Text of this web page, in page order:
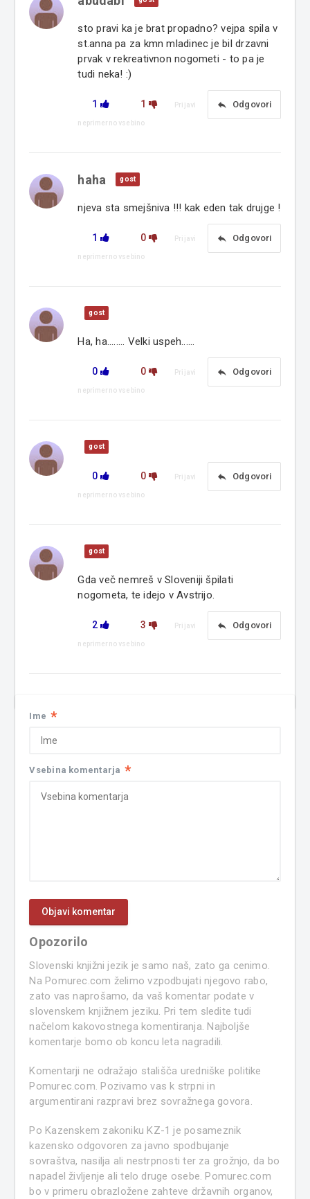
sto pravi ka je brat propadno? vejpa spila v
st.anna pa za kmn mladinec je bil drzavni
prvak v rekreativnon nogometi - to pa je
tudi neka! :)
1 1 reply Odgovori
Prijavi
neprimerno vsebino
haha gost
njeva sta smejšniva !!! kak eden tak drujge !
1 0 reply Odgovori
Prijavi
neprimerno vsebino
gost
Ha, ha........ Velki uspeh......
0 0 reply Odgovori
Prijavi
neprimerno vsebino
gost
0 0 reply Odgovori
Prijavi
neprimerno vsebino
gost
Gda več nemreš v Sloveniji špilati
nogometa, te idejo v Avstrijo.
2 3 reply Odgovori
Prijavi
neprimerno vsebino
Ime *
Vsebina komentarja *
Opozorilo
Slovenski knjižni jezik je samo naš, zato ga cenimo.
Na Pomurec.com želimo vzpodbujati njegovo rabo,
zato vas naprošamo, da vaš komentar podate v
slovenskem knjižnem jeziku. Pri tem sledite tudi
načelom kakovostnega komentiranja. Najboljše
komentarje bomo ob koncu leta nagradili.
Komentarji ne odražajo stališča uredniške politike
Pomurec.com. Pozivamo vas k strpni in
argumentirani razpravi brez sovražnega govora.
Po Kazenskem zakoniku KZ-1 je posameznik
kazensko odgovoren za javno spodbujanje
sovraštva, nasilja ali nestrpnosti ter za grožnjo, da bo
napadel življenje ali telo druge osebe. Pomurec.com
bo v primeru obrazložene zahteve državnih organov,